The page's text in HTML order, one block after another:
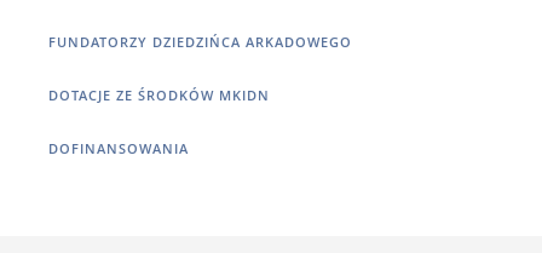
FUNDATORZY DZIEDZIŃCA ARKADOWEGO
DOTACJE ZE ŚRODKÓW MKIDN
DOFINANSOWANIA